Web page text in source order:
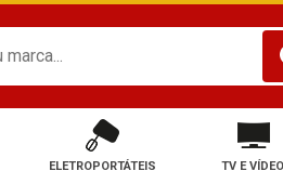
ELETROPORTÁTEIS TV E VÍDEO